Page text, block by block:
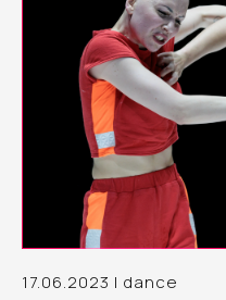
17.06.2023 | dance